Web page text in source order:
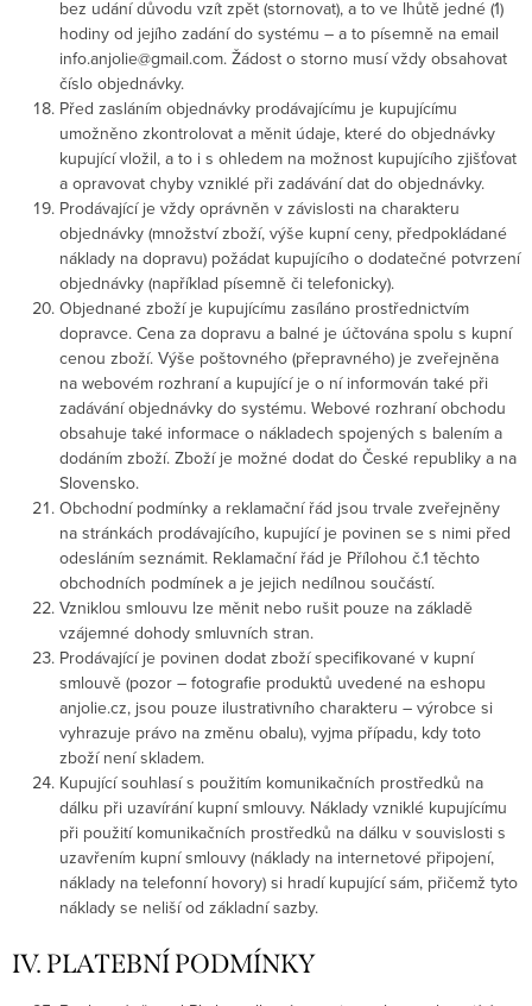
bez udání důvodu vzít zpět (stornovat), a to ve lhůtě jedné (1)
hodiny od jejího zadání do systému – a to písemně na email
info.anjolie@gmail.com. Žádost o storno musí vždy obsahovat
číslo objednávky.
Před zasláním objednávky prodávajícímu je kupujícímu
umožněno zkontrolovat a měnit údaje, které do objednávky
kupující vložil, a to i s ohledem na možnost kupujícího zjišťovat
a opravovat chyby vzniklé při zadávání dat do objednávky.
Prodávající je vždy oprávněn v závislosti na charakteru
objednávky (množství zboží, výše kupní ceny, předpokládané
náklady na dopravu) požádat kupujícího o dodatečné potvrzení
objednávky (například písemně či telefonicky).
Objednané zboží je kupujícímu zasíláno prostřednictvím
dopravce. Cena za dopravu a balné je účtována spolu s kupní
cenou zboží. Výše poštovného (přepravného) je zveřejněna
na webovém rozhraní a kupující je o ní informován také při
zadávání objednávky do systému. Webové rozhraní obchodu
obsahuje také informace o nákladech spojených s balením a
dodáním zboží. Zboží je možné dodat do České republiky a na
Slovensko.
Obchodní podmínky a reklamační řád jsou trvale zveřejněny
na stránkách prodávajícího, kupující je povinen se s nimi před
odesláním seznámit. Reklamační řád je Přílohou č.1 těchto
obchodních podmínek a je jejich nedílnou součástí.
Vzniklou smlouvu lze měnit nebo rušit pouze na základě
vzájemné dohody smluvních stran.
Prodávající je povinen dodat zboží specifikované v kupní
smlouvě (pozor – fotografie produktů uvedené na eshopu
anjolie.cz, jsou pouze ilustrativního charakteru – výrobce si
vyhrazuje právo na změnu obalu), vyjma případu, kdy toto
zboží není skladem.
Kupující souhlasí s použitím komunikačních prostředků na
dálku při uzavírání kupní smlouvy. Náklady vzniklé kupujícímu
při použití komunikačních prostředků na dálku v souvislosti s
uzavřením kupní smlouvy (náklady na internetové připojení,
náklady na telefonní hovory) si hradí kupující sám, přičemž tyto
náklady se neliší od základní sazby.
IV. PLATEBNÍ PODMÍNKY